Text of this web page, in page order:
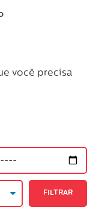
você precisa